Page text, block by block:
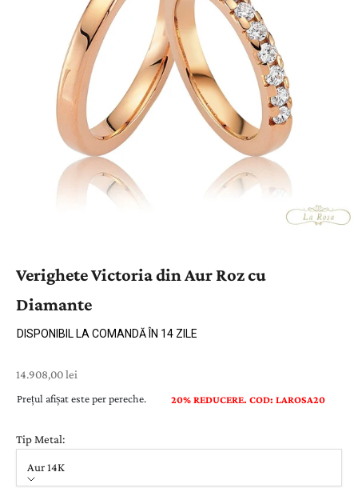
Verighete Victoria din Aur Roz cu
Diamante
DISPONIBIL LA COMANDĂ ÎN 14 ZILE
Preț cu reducere
14.908,00 lei
Prețul afișat este per pereche.
20% REDUCERE. COD: LAROSA20
Tip Metal:
Aur 14K